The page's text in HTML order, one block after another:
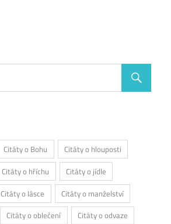
Citáty o Bohu
Citáty o hlouposti
Citáty o hříchu
Citáty o jídle
Citáty o lásce
Citáty o manželství
Citáty o oblečení
Citáty o odvaze